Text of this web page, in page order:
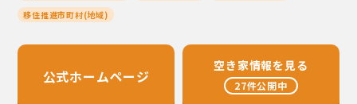
移住推進市町村(地域)
公式ホームページ
空き家情報を見る
27件公開中